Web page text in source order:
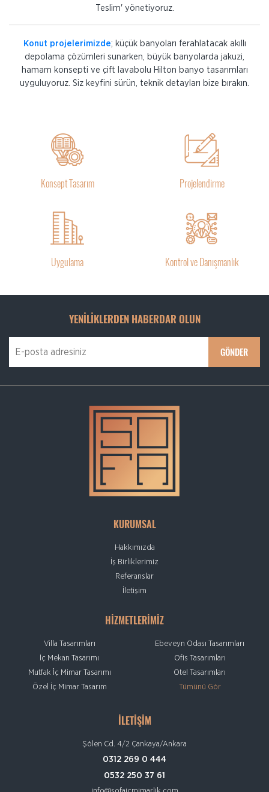
Teslim' yönetiyoruz.
Konut projelerimizde; küçük banyoları ferahlatacak akıllı
depolama çözümleri sunarken, büyük banyolarda jakuzi,
hamam konsepti ve çift lavabolu Hilton banyo tasarımları
uyguluyoruz. Siz keyfini sürün, teknik detayları bize bırakın.
Konsept Tasarım Projelendirme
Uygulama Kontrol ve Danışmanlık
YENİLİKLERDEN HABERDAR OLUN
KURUMSAL
Hakkımızda
İş Birliklerimiz
Referanslar
İletişim
HİZMETLERİMİZ
Villa Tasarımları
İç Mekan Tasarımı
Mutfak İç Mimar Tasarımı
Özel İç Mimar Tasarım
Ebeveyn Odası Tasarımları
Ofis Tasarımları
Otel Tasarımları
Tümünü Gör
İLETİŞİM
Şölen Cd. 4/2 Çankaya/Ankara
0312 269 0 444
0532 250 37 61